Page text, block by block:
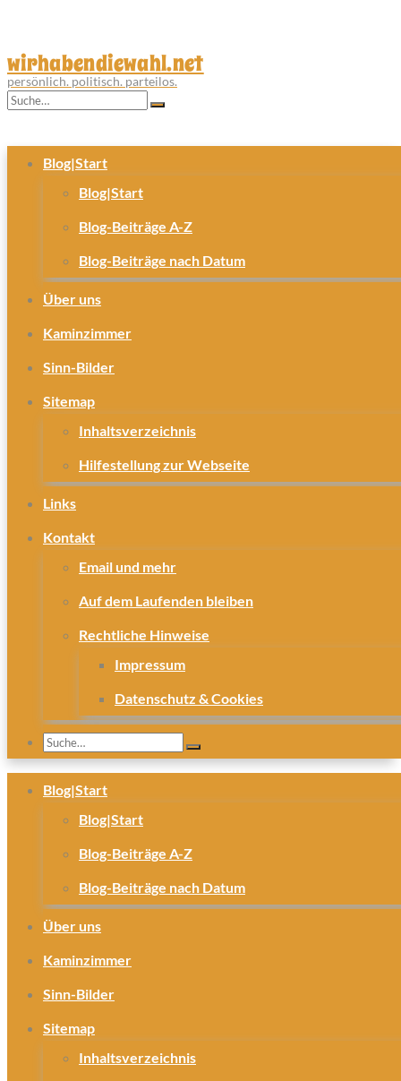
wirhabendiewahl.net
persönlich. politisch. parteilos.
Blog|Start
Blog|Start
Blog-Beiträge A-Z
Blog-Beiträge nach Datum
Über uns
Kaminzimmer
Sinn-Bilder
Sitemap
Inhaltsverzeichnis
Hilfestellung zur Webseite
Links
Kontakt
Email und mehr
Auf dem Laufenden bleiben
Rechtliche Hinweise
Impressum
Datenschutz & Cookies
Blog|Start
Blog|Start
Blog-Beiträge A-Z
Blog-Beiträge nach Datum
Über uns
Kaminzimmer
Sinn-Bilder
Sitemap
Inhaltsverzeichnis